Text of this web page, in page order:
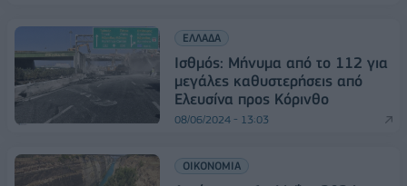
ΕΛΛΑΔΑ
Ισθμός: Μήνυμα από το 112 για
μεγάλες καθυστερήσεις από
Ελευσίνα προς Κόρινθο
08/06/2024 - 13:03
ΟΙΚΟΝΟΜΙΑ